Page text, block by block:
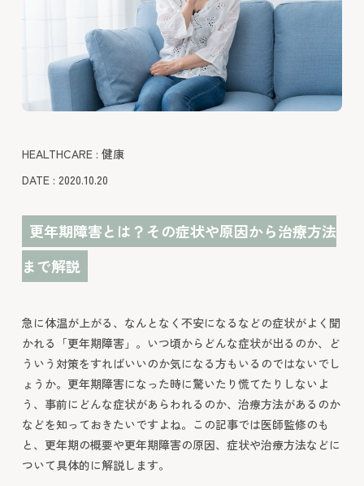
HEALTHCARE : 健康
DATE : 2020.10.20
更年期障害とは？その症状や原因から治療方法
まで解説
急に体温が上がる、なんとなく不安になるなどの症状がよく聞
かれる「更年期障害」。いつ頃からどんな症状が出るのか、ど
ういう対策をすればいいのか気になる方もいるのではないでし
ょうか。更年期障害になった時に驚いたり慌てたりしないよ
う、事前にどんな症状があらわれるのか、治療方法があるのか
などを知っておきたいですよね。この記事では医師監修のも
と、更年期の概要や更年期障害の原因、症状や治療方法などに
ついて具体的に解説します。